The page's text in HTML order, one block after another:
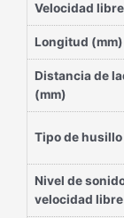
Velocidad
Longitud (mm)
Distancia de
(mm)
Tipo de husillo
Nivel de
velocidad libre